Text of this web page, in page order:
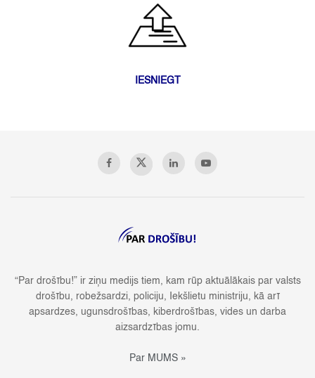
IESNIEGT
“Par drošību!” ir ziņu medijs tiem, kam rūp aktuālākais par valsts
drošību, robežsardzi, policiju, Iekšlietu ministriju, kā arī
apsardzes, ugunsdrošības, kiberdrošības, vides un darba
aizsardzības jomu.
Par MUMS »